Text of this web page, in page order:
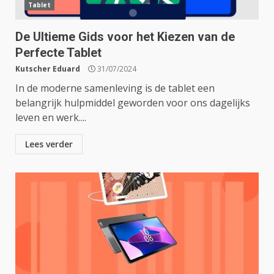
Tablet
De Ultieme Gids voor het Kiezen van de
Perfecte Tablet
Kutscher Eduard 31/07/2024
In de moderne samenleving is de tablet een
belangrijk hulpmiddel geworden voor ons dagelijks
leven en werk....
Lees verder